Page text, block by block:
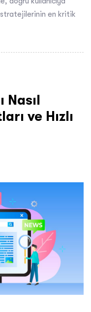
en kritik
ve Hızlı